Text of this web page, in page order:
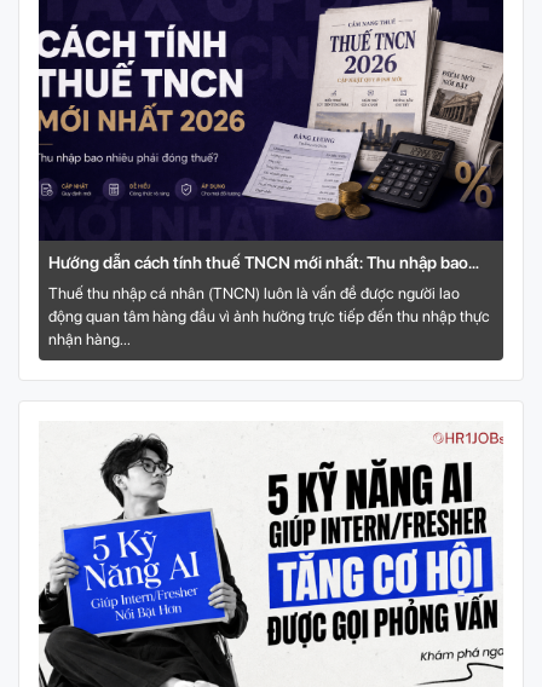
Hướng dẫn cách tính thuế TNCN mới nhất: Thu nhập bao
nhiêu phải đóng thuế
Thuế thu nhập cá nhân (TNCN) luôn là vấn đề được người lao
động quan tâm hàng đầu vì ảnh hưởng trực tiếp đến thu nhập thực
nhận hàng...